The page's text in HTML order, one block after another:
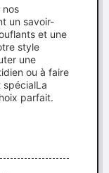
nos
un savoir-
et une
style
une
ou à faire
spécialLa
parfait.